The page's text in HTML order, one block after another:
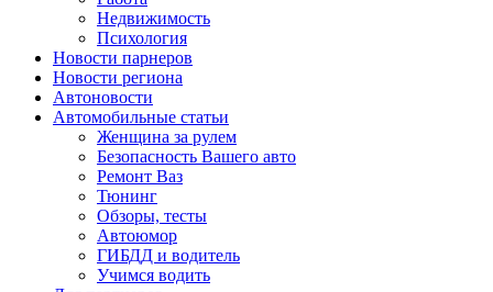
Недвижимость
Психология
Новости парнеров
Новости региона
Автоновости
Автомобильные статьи
Женщина за рулем
Безопасность Вашего авто
Ремонт Ваз
Тюнинг
Обзоры, тесты
Автоюмор
ГИБДД и водитель
Учимся водить